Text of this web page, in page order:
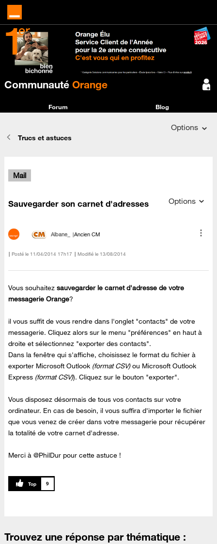
Communauté Orange
Forum Blog
Trucs et astuces
Options
Mail
Sauvegarder son carnet d'adresses
Albane_ Ancien CM
Posté le ‎11/04/2014 17h17 Modifié le 13/08/2014
Vous souhaitez sauvegarder le carnet d'adresse de votre
messagerie Orange?
il vous suffit de vous rendre dans l'onglet "contacts" de votre
messagerie. Cliquez alors sur le menu "préférences" en haut à
droite et sélectionnez "exporter des contacts".
Dans la fenêtre qui s'affiche, choisissez le format du fichier à
exporter Microsoft Outlook(format CSV)ou Microsoft Outlook
Express(format CSV)). Cliquez sur le bouton "exporter".
Vous disposez désormais de tous vos contacts sur votre
ordinateur. En cas de besoin, il vous suffira d'importer le fichier
que vous venez de créer dans votre messagerie pour récupérer
la totalité de votre carnet d'adresse.
Merci à @PhilDur pour cette astuce !
9
Trouvez une réponse par thématique :